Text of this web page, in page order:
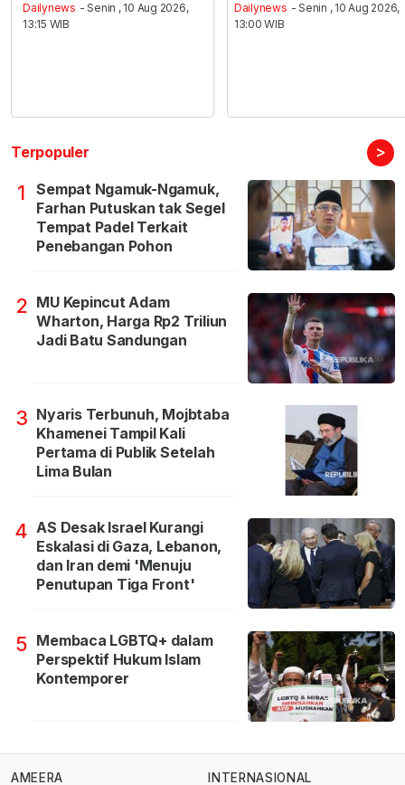
Dailynews - Senin , 10 Aug 2026,
13:15 WIB
Dailynews - Senin , 10 Aug 2026,
13:00 WIB
Terpopuler >
1
Sempat Ngamuk-Ngamuk,
Farhan Putuskan tak Segel
Tempat Padel Terkait
Penebangan Pohon
2 MU Kepincut Adam
Wharton, Harga Rp2 Triliun
Jadi Batu Sandungan
3 Nyaris Terbunuh, Mojbtaba
Khamenei Tampil Kali
Pertama di Publik Setelah
Lima Bulan
4 AS Desak Israel Kurangi
Eskalasi di Gaza, Lebanon,
dan Iran demi 'Menuju
Penutupan Tiga Front'
5 Membaca LGBTQ+ dalam
Perspektif Hukum Islam
Kontemporer
AMEERA INTERNASIONAL